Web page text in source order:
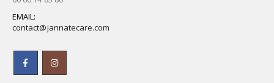
EMAIL:
contact@jannatecare.com